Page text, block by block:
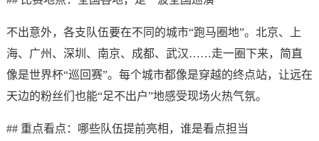
不出意外，各支队伍要在不同的城市“跑马圈地”。北京、上
海、广州、深圳、南京、成都、武汉……走一圈下来，简直
像是世界杯“巡回赛”。每个城市都像是穿越的终点站，让远在
天边的粉丝们也能“足不出户”地感受现场火热气氛。
## 重点看点：哪些队伍提前亮相，谁是看点担当